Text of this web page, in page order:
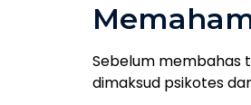
Sebelum membahas
dimaksud psikotes